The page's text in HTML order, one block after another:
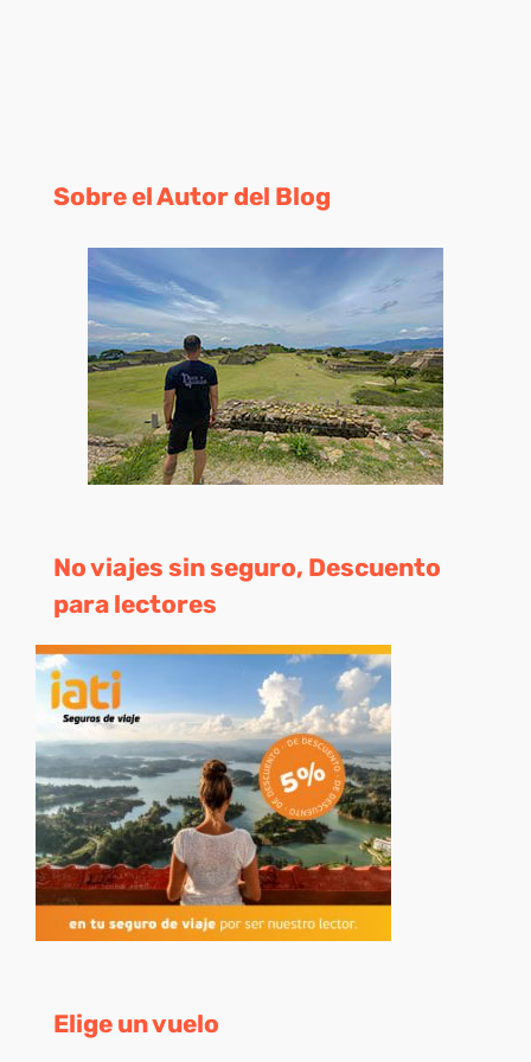
Sobre el Autor del Blog
No viajes sin seguro, Descuento
para lectores
Elige un vuelo